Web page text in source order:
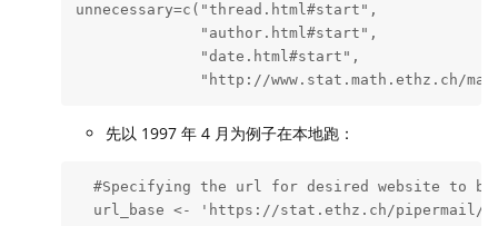
unnecessary=c("thread.html#start",
              "author.html#start",
              "date.html#start",
"http://www.stat.math.ethz.ch/
先以 1997 年 4 月为例子在本地跑：
#Specifying the url for desired website to be
url_base <- 'https://stat.ethz.ch/pipermail/